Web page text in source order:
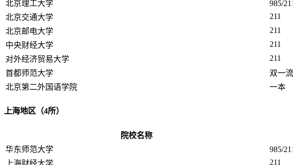
北京理工大学
985/
北京交通大学
211
北京邮电大学
211
中央财经大学
211
对外经济贸易大学
211
首都师范大学
双一流
北京第二外国语学院
一本
上海地区（4所）
院校名称
华东师范大学
985/
上海财经大学
211